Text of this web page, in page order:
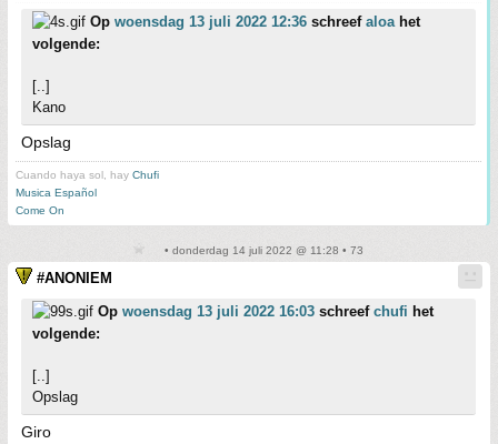
Op woensdag 13 juli 2022 12:36 schreef aloahet
volgende:
[..]
Kano
Opslag
Cuando haya sol, hay Chufi
Musica Español
Come On
• donderdag 14 juli 2022 @ 11:28 • 73
#ANONIEM
Op woensdag 13 juli 2022 16:03 schreef chufi het
volgende:
[..]
Opslag
Giro